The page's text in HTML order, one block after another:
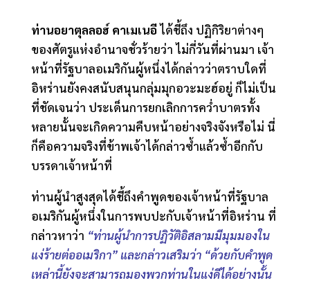
ท่านอยาตุลลอฮ์ คาเมเนอีได้ชี้ถึง ปฏิกิริยาต่างๆ
ของศัตรูแห่งอำนาจชั่วร้ายว่า ไม่กี่วันที่ผ่านมา เจ้า
หน้าที่รัฐบาลอเมริกันผู้หนึ่งได้กล่าวว่าตราบใดที่
อิหร่านยังคงสนับสนุนกลุ่มมุกอวะมะฮ์อยู่ ก็ไม่เป็น
ที่ชัดเจนว่า ประเด็นการยกเลิกการคว่ำบาตรทั้ง
หลายนั้นจะเกิดความคืบหน้าอย่างจริงจังหรือไม่ นี่
ก็คือความจริงที่ข้าพเจ้าได้กล่าวซ้ำแล้วซ้ำอีกกับ
บรรดาเจ้าหน้าที่
ท่านผู้นำสูงสุดได้ชี้ถึงคำพูดของเจ้าหน้าที่รัฐบาล
อเมริกันผู้หนึ่งในการพบปะกับเจ้าหน้าที่อิหร่าน ที่
กล่าวหาว่า “ท่านผู้นำการปฏิวัติอิสลามมีมุมมองใน
แง่ร้ายต่ออเมริกา” และกล่าวเสริมว่า “ด้วยกับคำพูด
เหล่านี้ยังจะสามารถมองพวกท่านในแง่ดีได้อย่างนั้น